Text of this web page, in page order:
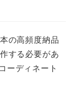
の高頻度納品
する必要があ
ーディネート